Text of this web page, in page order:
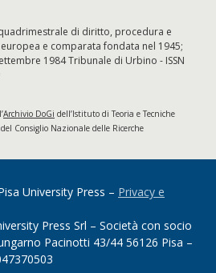
di diritto, procedura e
e comparata fondata nel 1945;
1984 Tribunale di Urbino - ISSN
Archivio DoGi dell’Istituto di Teoria e Tecniche
Consiglio Nazionale delle Ricerche
University Press – Privacy e
Press Srl – Società con socio
Pacinotti 43/44 56126 Pisa –